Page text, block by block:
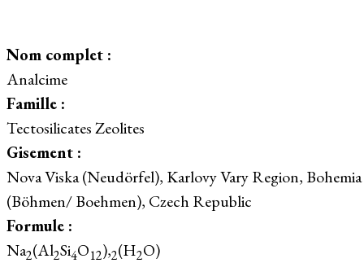
Nom complet :
Analcime
Famille :
Tectosilicates Zeolites
Gisement :
Nova Viska (Neudörfel), Karlovy Vary Region, Bohemia
(Böhmen/ Boehmen), Czech Republic
Formule :
Na2(Al2Si4O12),2(H2O)